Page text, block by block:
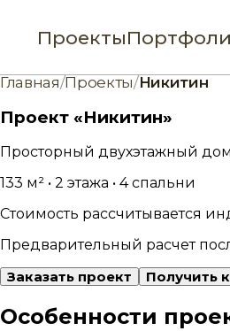
Проекты
Главная/Проекты/Никитин
Проект «Никитин»
Просторный двухэтажный
133 м² • 2 этажа • 4 спальни
Стоимость рассчитывается
Предварительный расчет
Заказать проект
Получить
Особенности